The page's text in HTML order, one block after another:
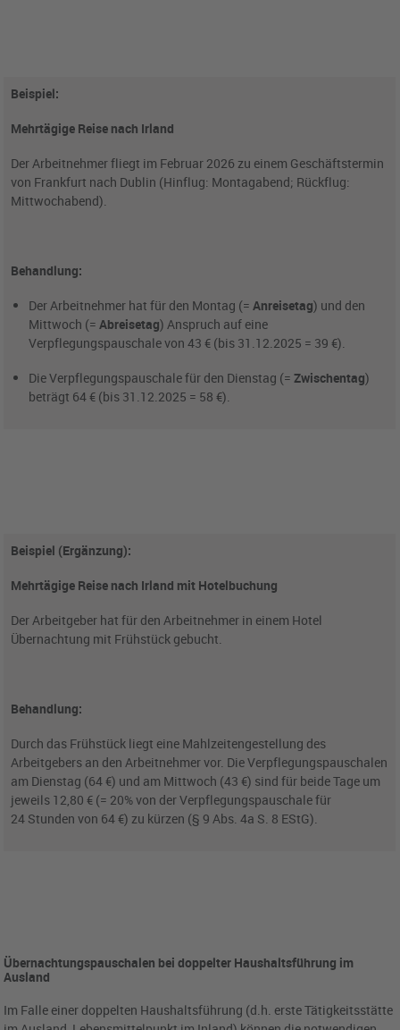
Beispiel:
Mehrtägige Reise nach Irland
Der Arbeitnehmer fliegt im Februar 2026 zu einem Geschäftstermin
von Frankfurt nach Dublin (Hinflug: Montagabend; Rückflug:
Mittwochabend).
Behandlung:
Der Arbeitnehmer hat für den Montag (=Anreisetag) und den
Mittwoch (=Abreisetag) Anspruch auf eine
Verpflegungspauschale von 43 € (bis 31.12.2025 = 39 €).
Die Verpflegungspauschale für den Dienstag (=Zwischentag)
beträgt 64 € (bis 31.12.2025 = 58 €).
Beispiel (Ergänzung):
Mehrtägige Reise nach Irland mit Hotelbuchung
Der Arbeitgeber hat für den Arbeitnehmer in einem Hotel
Übernachtung mit Frühstück gebucht.
Behandlung:
Durch das Frühstück liegt eine Mahlzeitengestellung des
Arbeitgebers an den Arbeitnehmer vor. Die Verpflegungspauschalen
am Dienstag (64 €) und am Mittwoch (43 €) sind für beide Tage um
jeweils 12,80 € (= 20% von der Verpflegungspauschale für
24 Stunden von 64 €) zu kürzen (§ 9 Abs. 4a S. 8 EStG).
Übernachtungspauschalen bei doppelter Haushaltsführung im
Ausland
Im Falle einer doppelten Haushaltsführung (d.h. erste Tätigkeitsstätte